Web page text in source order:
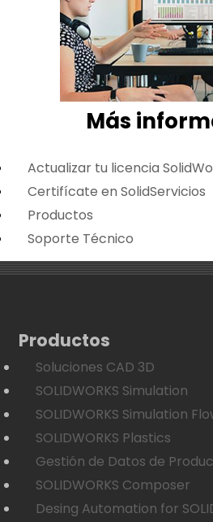
Más i
Actualizar tu licencia
Certifícate en SolidServicios
Productos
Soporte Técnico
Productos
Soluciones CAD 3D
SOLIDWORKS Simulation
SOLIDWORKS Simulation
SOLIDWORKS Plastics
Gestión de Datos de
SOLIDWORKS Composer
Desing Automation for